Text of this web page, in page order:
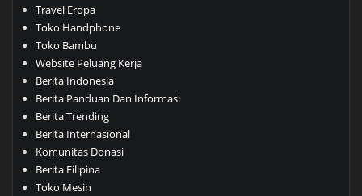
Travel Eropa
Toko Handphone
Toko Bambu
Website Peluang Kerja
Berita Indonesia
Berita Panduan Dan Informasi
Berita Trending
Berita Internasional
Komunitas Donasi
Berita Filipina
Toko Mesin